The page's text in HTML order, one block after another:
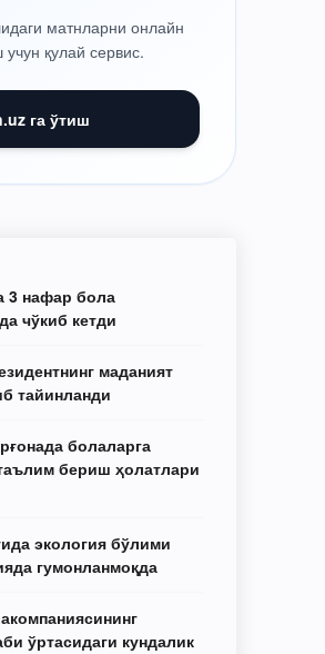
матнларни онлайн
қулай сервис.
га ўтиш
3 нафар бола
чўкиб кетди
маданият
тайинланди
болаларга
бериш ҳолатлари
экология бўлими
гумонланмоқда
ўртасидаги кундалик